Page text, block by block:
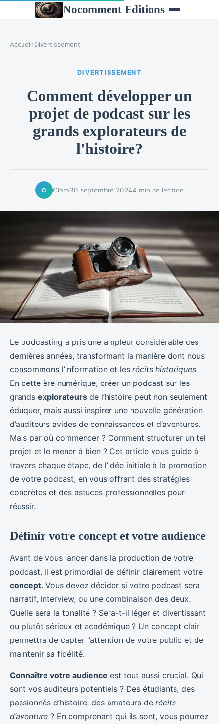
Nocomment Editions
Accueil›Divertissement
DIVERTISSEMENT
Comment développer un
projet de podcast sur les
grands explorateurs de
l'histoire?
C Clara30 septembre 20244 min de lecture
Le podcasting a pris une ampleur considérable ces
dernières années, transformant la manière dont nous
consommons l’information et les récits historiques.
En cette ère numérique, créer un podcast sur les
grands explorateurs de l’histoire peut non seulement
éduquer, mais aussi inspirer une nouvelle génération
d’auditeurs avides de connaissances et d’aventures.
Mais par où commencer ? Comment structurer un tel
projet et le mener à bien ? Cet article vous guide à
travers chaque étape, de l’idée initiale à la promotion
de votre podcast, en vous offrant des stratégies
concrètes et des astuces professionnelles pour
réussir.
Définir votre concept et votre audience
Avant de vous lancer dans la production de votre
podcast, il est primordial de définir clairement votre
concept. Vous devez décider si votre podcast sera
narratif, interview, ou une combinaison des deux.
Quelle sera la tonalité ? Sera-t-il léger et divertissant
ou plutôt sérieux et académique ? Un concept clair
permettra de capter l’attention de votre public et de
maintenir sa fidélité.
Connaître votre audience est tout aussi crucial. Qui
sont vos auditeurs potentiels ? Des étudiants, des
passionnés d’histoire, des amateurs de récits
d’aventure ? En comprenant qui ils sont, vous pourrez